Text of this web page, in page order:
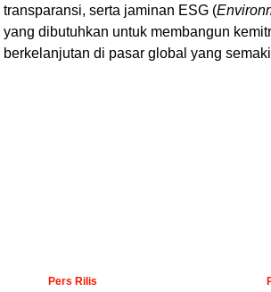
transparansi, serta jaminan ESG (
yang dibutuhkan untuk membangun
berkelanjutan di pasar global yang
Pers Rilis